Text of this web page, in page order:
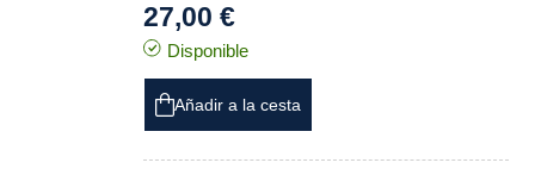
27,00 €
Disponible
Añadir a la cesta